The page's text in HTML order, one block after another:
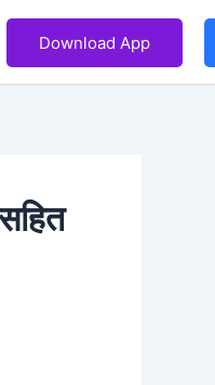
Download App